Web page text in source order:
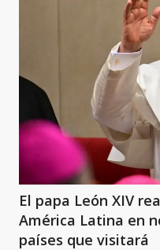
El papa León XIV
América Latina en
países que visitará